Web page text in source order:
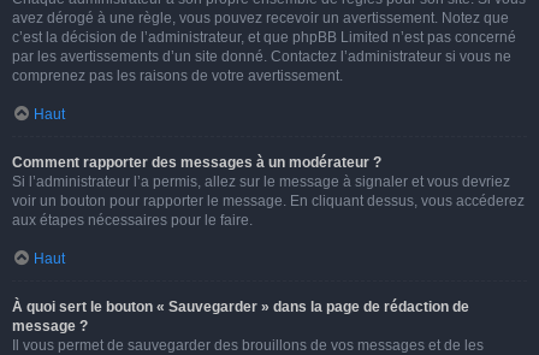
avez dérogé à une règle, vous pouvez recevoir un avertissement. Notez que
c’est la décision de l’administrateur, et que phpBB Limited n’est pas concerné
par les avertissements d’un site donné. Contactez l’administrateur si vous ne
comprenez pas les raisons de votre avertissement.
Haut
Comment rapporter des messages à un modérateur ?
Si l’administrateur l’a permis, allez sur le message à signaler et vous devriez
voir un bouton pour rapporter le message. En cliquant dessus, vous accéderez
aux étapes nécessaires pour le faire.
Haut
À quoi sert le bouton « Sauvegarder » dans la page de rédaction de
message ?
Il vous permet de sauvegarder des brouillons de vos messages et de les